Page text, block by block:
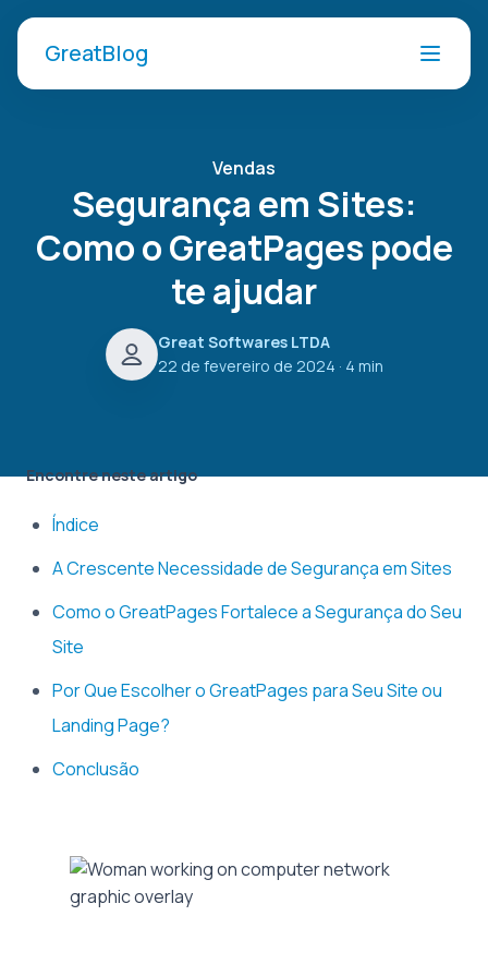
GreatBlog
Vendas
Segurança em Sites:
Como o GreatPages pode
te ajudar
Great Softwares LTDA
22 de fevereiro de 2024 · 4 min
Encontre neste artigo
Índice
A Crescente Necessidade de Segurança em Sites
Como o GreatPages Fortalece a Segurança do Seu
Site
Por Que Escolher o GreatPages para Seu Site ou
Landing Page?
Conclusão